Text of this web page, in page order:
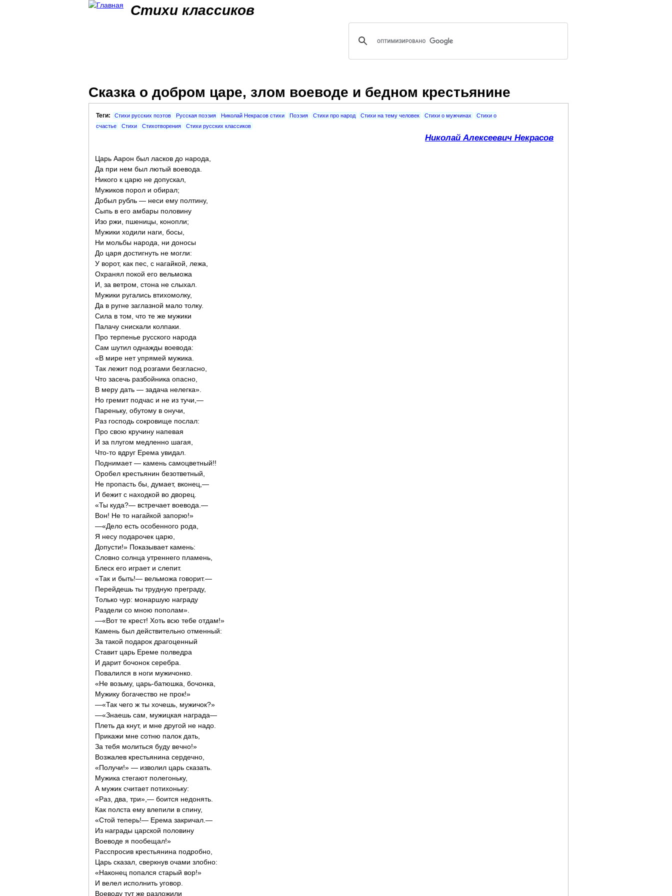
Стихи классиков
Сказка о добром царе, злом воеводе и бедном крестьянине
Теги: Стихи русских поэтов Русская поэзия Николай Некрасов стихи Поэзия Стихи про народ Стихи на тему человек Стихи о мужчинах
Стихи о
счастье
Стихи Стихотворения Стихи русских классиков
Николай Алексеевич Некрасов
Царь Аарон был ласков до народа,
Да при нем был лютый воевода.
Никого к царю не допускал,
Мужиков порол и обирал;
Добыл рубль — неси ему полтину,
Сыпь в его амбары половину
Изо ржи, пшеницы, конопли;
Мужики ходили наги, босы,
Ни мольбы народа, ни доносы
До царя достигнуть не могли:
У ворот, как пес, с нагайкой, лежа,
Охранял покой его вельможа
И, за ветром, стона не слыхал.
Мужики ругались втихомолку,
Да в ругне заглазной мало толку.
Сила в том, что те же мужики
Палачу снискали колпаки.
Про терпенье русского народа
Сам шутил однажды воевода:
«В мире нет упрямей мужика.
Так лежит под розгами безгласно,
Что засечь разбойника опасно,
В меру дать — задача нелегка».
Но гремит подчас и не из тучи,—
Пареньку, обутому в онучи,
Раз господь сокровище послал:
Про свою кручину напевая
И за плугом медленно шагая,
Что-то вдруг Ерема увидал.
Поднимает — камень самоцветный!!
Оробел крестьянин безответный,
Не пропасть бы, думает, вконец,—
И бежит с находкой во дворец.
«Ты куда?— встречает воевода.—
Вон! Не то нагайкой запорю!»
—«Дело есть особенного рода,
Я несу подарочек царю,
Допусти!» Показывает камень:
Словно солнца утреннего пламень,
Блеск его играет и слепит.
«Так и быть!— вельможа говорит.—
Перейдешь ты трудную преграду,
Только чур: монаршую награду
Раздели со мною пополам».
—«Вот те крест! Хоть всю тебе отдам!»
Камень был действительно отменный:
За такой подарок драгоценный
Ставит царь Ереме полведра
И дарит бочонок серебра.
Повалился в ноги мужичонко.
«Не возьму, царь-батюшка, бочонка,
Мужику богачество не прок!»
—«Так чего ж ты хочешь, мужичок?»
—«Знаешь сам, мужицкая награда—
Плеть да кнут, и мне другой не надо.
Прикажи мне сотню палок дать,
За тебя молиться буду вечно!»
Возжалев крестьянина сердечно,
«Получи!» — изволил царь сказать.
Мужика стегают полегоньку,
А мужик считает потихоньку:
«Раз, два, три»,— боится недонять.
Как полста ему влепили в спину,
«Стой теперь!— Ерема закричал.—
Из награды царской половину
Воеводе я пообещал!»
Расспросив крестьянина подробно,
Царь сказал, сверкнув очами злобно:
«Наконец попался старый вор!»
И велел исполнить уговор.
Воеводу тут же разложили